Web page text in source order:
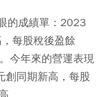
的成績單：2023
每股稅後盈餘
今年來的營運表現
創同期新高，每股